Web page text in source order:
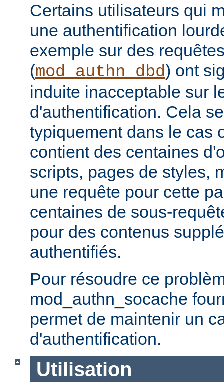
Certains utilisateurs qui
une authentification
exemple sur des
(mod_authn_dbd) ont
induite inacceptable sur
d'authentification. Cela
typiquement dans le cas
contient des centaines
scripts, pages de styles,
une requête pour cette
centaines de sous-
pour des contenus
authentifiés.
Pour résoudre ce
mod_authn_socache
permet de maintenir un
d'authentification.
Utilisation